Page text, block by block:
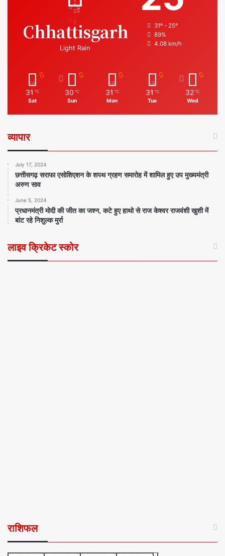
Chhattisgarh
Light Rain
31º - 25º
89%
4.08 km/h
31 ℃
Sat
30 ℃
Sun
31 ℃
Mon
31 ℃
Tue
32 ℃
Wed
व्यापार
July 17, 2024
छत्तीसगढ़ सराफा एसोशिएशन के शपथ ग्रहण समारोह में शामिल हुए उप मुख्यमंत्री
अरुण साव
June 5, 2024
प्रधानमंत्री मोदी की जीत का जश्न, कटे हुए हाथो से राज केश्वर राजवंशी खुशी में
बांट रहे निशुल्क मुर्रा
लाइव क्रिकेट स्कोर
राशिफल